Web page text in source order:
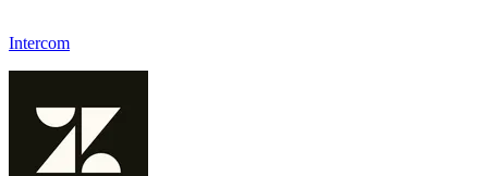
Intercom